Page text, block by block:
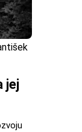
jej